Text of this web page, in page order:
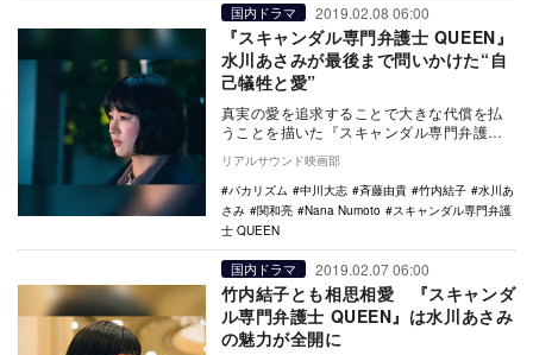
国内ドラマ 2019.02.08 06:00
『スキャンダル専門弁護士 QUEEN』
水川あさみが最後まで問いかけた“自
己犠牲と愛”
真実の愛を追求することで大きな代償を払
うことを描いた『スキャンダル専門弁護士
QUEEN』（フジテレビ系）の第5話。コメ
ンテータ…
リアルサウンド映画部
バカリズム
中川大志 斉藤由貴 竹内結子
水川あ
さみ
関和亮 Nana Numoto
スキャンダル専門弁護
士 QUEEN
国内ドラマ 2019.02.07 06:00
竹内結子とも相思相愛 『スキャンダ
ル専門弁護士 QUEEN』は水川あさみ
の魅力が全開に